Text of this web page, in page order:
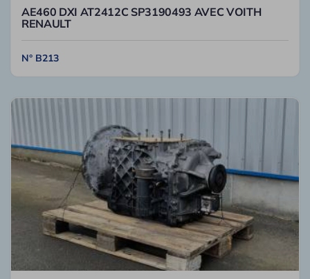
AE460 DXI AT2412C SP3190493 AVEC VOITH
RENAULT
N° B213